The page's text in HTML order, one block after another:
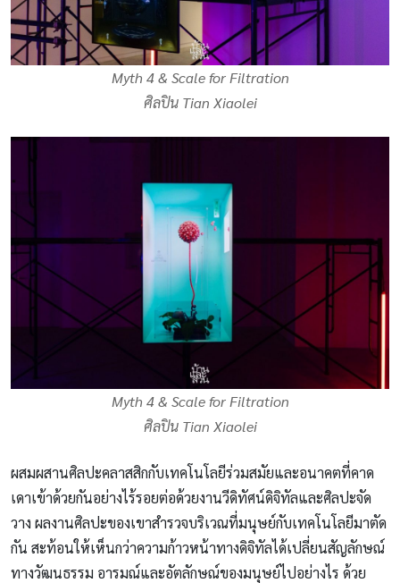
Myth 4 & Scale for Filtration
ศิลปิน Tian Xiaolei
Myth 4 & Scale for Filtration
ศิลปิน Tian Xiaolei
ผสมผสานศิลปะคลาสสิกกับเทคโนโลยีร่วมสมัยและอนาคตที่คาด
เดาเข้าด้วยกันอย่างไร้รอยต่อด้วยงานวีดิทัศน์ดิจิทัลและศิลปะจัด
วาง ผลงานศิลปะของเขาสำรวจบริเวณที่มนุษย์กับเทคโนโลยีมาตัด
กัน สะท้อนให้เห็นกว่าความก้าวหน้าทางดิจิทัลได้เปลี่ยนสัญลักษณ์
ทางวัฒนธรรม อารมณ์และอัตลักษณ์ของมนุษย์ไปอย่างไร ด้วย